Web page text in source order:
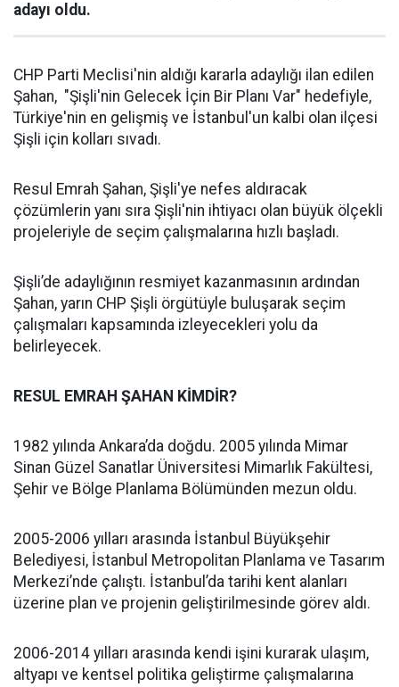
adayı oldu.
CHP Parti Meclisi'nin aldığı kararla adaylığı ilan edilen
Şahan, "Şişli'nin Gelecek İçin Bir Planı Var" hedefiyle,
Türkiye'nin en gelişmiş ve İstanbul'un kalbi olan ilçesi
Şişli için kolları sıvadı.
Resul Emrah Şahan, Şişli'ye nefes aldıracak
çözümlerin yanı sıra Şişli'nin ihtiyacı olan büyük ölçekli
projeleriyle de seçim çalışmalarına hızlı başladı.
Şişli’de adaylığının resmiyet kazanmasının ardından
Şahan, yarın CHP Şişli örgütüyle buluşarak seçim
çalışmaları kapsamında izleyecekleri yolu da
belirleyecek.
RESUL EMRAH ŞAHAN KİMDİR?
1982 yılında Ankara’da doğdu. 2005 yılında Mimar
Sinan Güzel Sanatlar Üniversitesi Mimarlık Fakültesi,
Şehir ve Bölge Planlama Bölümünden mezun oldu.
2005-2006 yılları arasında İstanbul Büyükşehir
Belediyesi, İstanbul Metropolitan Planlama ve Tasarım
Merkezi’nde çalıştı. İstanbul’da tarihi kent alanları
üzerine plan ve projenin geliştirilmesinde görev aldı.
2006-2014 yılları arasında kendi işini kurarak ulaşım,
altyapı ve kentsel politika geliştirme çalışmalarına